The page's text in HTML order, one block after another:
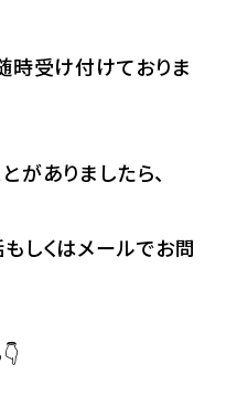
時受け付けておりま
がありましたら、
しくはメールでお問